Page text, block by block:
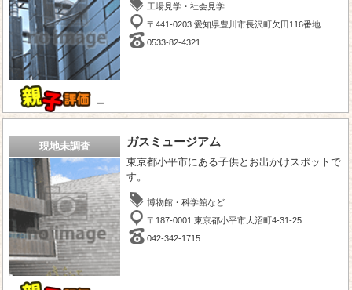
－
工場見学・社会見学
〒441-0203 愛知県豊川市長沢町欠田116番地
0533-82-4321
現地未調査 ガスミュージアム
東京都小平市にある子供とお出かけスポットで
す。
博物館・科学館など
〒187-0001 東京都小平市大沼町4-31-25
042-342-1715